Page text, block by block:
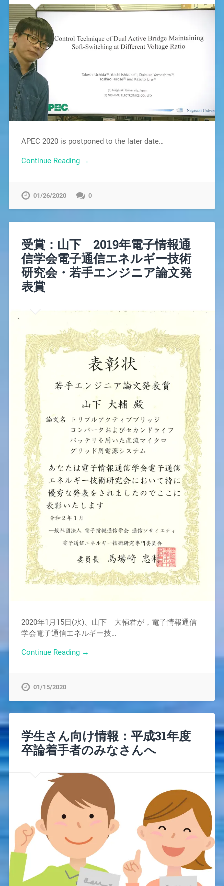
APEC 2020 is postponed to the later date…
Continue Reading →
01/26/2020 0
受賞：山下 2019年電子情報通
信学会電子通信エネルギー技術
研究会・若手エンジニア論文発
表賞
2020年1月15日(水)、山下 大輔君が，電子情報通信
学会電子通信エネルギー技…
Continue Reading →
01/15/2020
学生さん向け情報：平成31年度
卒論着手者のみなさんへ